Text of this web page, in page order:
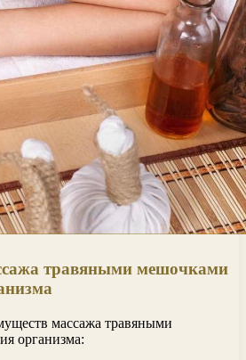
травяными мешочками
массажа травяными
организма: